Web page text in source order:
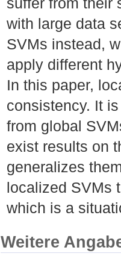
with large data
SVMs instead,
apply different
In this paper,
consistency. It
from global
exist results on
generalizes
localized SVMs
which is a
Weitere